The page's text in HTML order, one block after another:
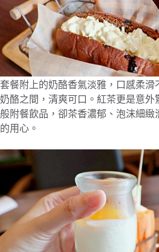
套餐附上的奶酪香氣淡雅，口感柔滑
奶酪之間，清爽可口。紅茶更是意外
般附餐飲品，卻茶香濃郁、泡沫細緻
的用心。